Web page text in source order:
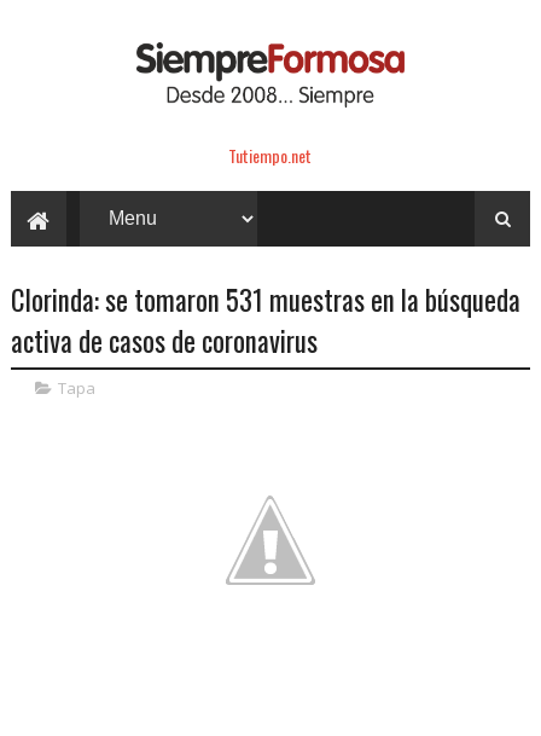
Tutiempo.net
Clorinda: se tomaron 531 muestras en la búsqueda
activa de casos de coronavirus
Tapa